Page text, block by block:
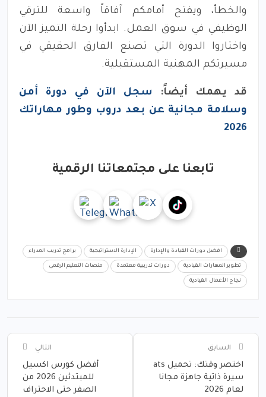
والخطأ، ويفتح أمامكم آفاقاً واسعة للترقي
الوظيفي في سوق العمل. ابدأوا رحلة التميز الآن
واختاروا الدورة التي تصنع الفارق الحقيقي في
مسيرتكم المهنية المستقبلية.
قد يهمك أيضاً:
سجل الآن في دورة أمن
وسلامة مجانية عن بعد دروب وطور مهاراتك
2026
تابعنا على مجتمعاتنا الرقمية
افضل دورات القيادة والإدارة الإدارة الاستراتيجية برامج تدريب المدراء
تطوير المهارات القيادية دورات تدريبية معتمدة منصات التعليم الرقمي
نجاح الأعمال القيادية
السابق
اختصر وقتك: تحميل ats
سيرة ذاتية جاهزة مجانا
لعام 2026
التالي
أفضل كورس اكسيل
للمبتدئين 2026 من
الصفر حتى الاحتراف